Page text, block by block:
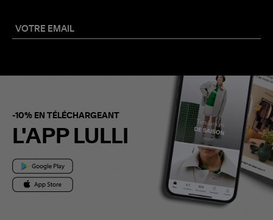
-10% EN TÉLÉCHARGEANT
L'APP LULLI